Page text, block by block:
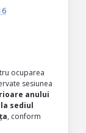
ocuparea
sesiunea
anului
la sediul
, conform